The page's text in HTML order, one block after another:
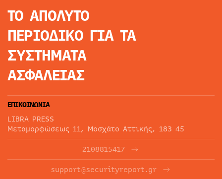
ΤΟ ΑΠΟΛΥΤΟ
ΠΕΡΙΟΔΙΚΟ ΓΙΑ ΤΑ
ΣΥΣΤΗΜΑΤΑ
ΑΣΦΑΛΕΙΑΣ
ΕΠΙΚΟΙΝΩΝΙΑ
LIBRA PRESS
Μεταμορφώσεως 11, Μοσχάτο Αττικής, 183 45
2108815417
support@securityreport.gr